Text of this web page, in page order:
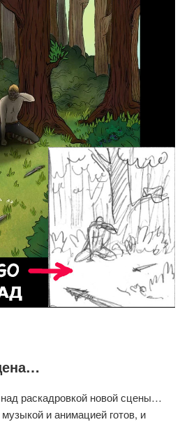
раскадровкой новой сцены…
и анимацией готов, и